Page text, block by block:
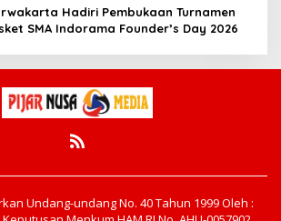
Hadiri Pembukaan Turnamen
SMA Indorama Founder’s Day 2026
Undang-undang No. 40 Tahun 1999 Oleh :